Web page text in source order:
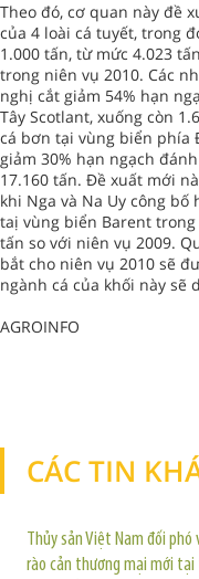
Theo đó, cơ quan này đề
của 4 loài cá tuyết, trong
1.000 tấn, từ mức 4.023
trong niên vụ 2010. Các
nghị cắt giảm 54% hạn
Tây Scotlant, xuống còn
cá bơn tại vùng biển phía
giảm 30% hạn ngạch
17.160 tấn. Đề xuất mới
khi Nga và Na Uy công
taị vùng biển Barent
tấn so với niên vụ 2009.
bắt cho niên vụ 2010 sẽ
ngành cá của khối này sẽ
AGROINFO
CÁC TIN
Thủy sản Việt Nam đối phó
rào cản thương mại mới tại